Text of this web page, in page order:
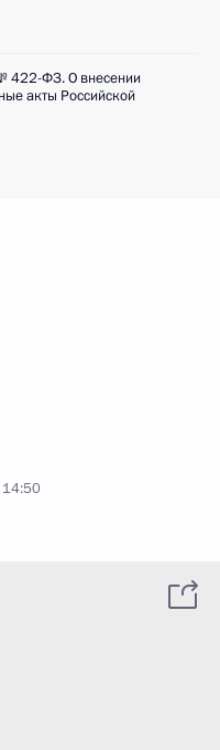
422-ФЗ. О внесении
акты Российской
14:50